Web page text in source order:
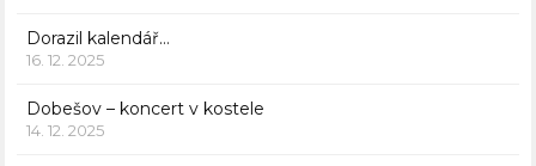
Dorazil kalendář…
16. 12. 2025
Dobešov – koncert v kostele
14. 12. 2025